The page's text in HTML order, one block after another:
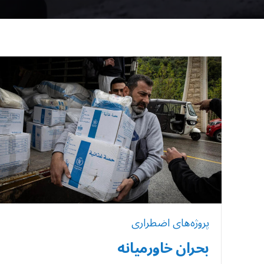
پروژه‌های اضطراری
بحران خاورمیانه